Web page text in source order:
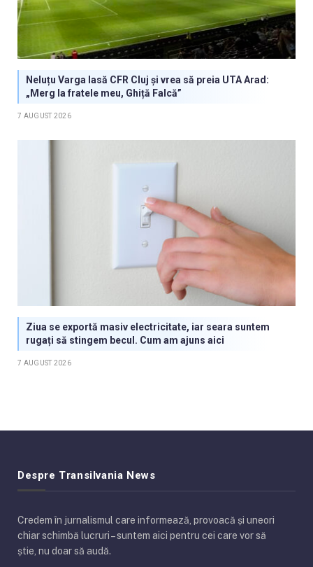
Neluțu Varga lasă CFR Cluj și vrea să preia UTA Arad:
„Merg la fratele meu, Ghiță Falcă”
7 AUGUST 2026
Ziua se exportă masiv electricitate, iar seara suntem
rugați să stingem becul. Cum am ajuns aici
7 AUGUST 2026
Despre Transilvania News
Credem în jurnalismul care informează, provoacă și uneori
chiar schimbă lucruri – suntem aici pentru cei care vor să
știe, nu doar să audă.